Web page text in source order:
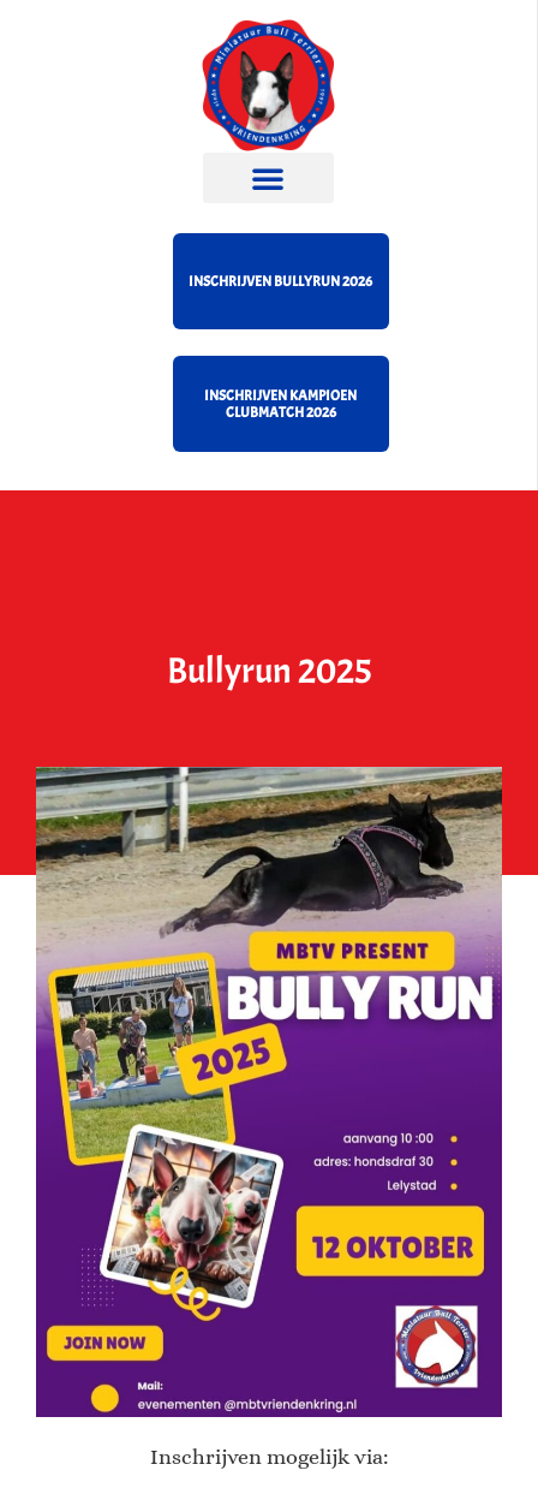
INSCHRIJVEN BULLYRUN 2026
INSCHRIJVEN KAMPIOEN
CLUBMATCH 2026
Bullyrun 2025
Inschrijven mogelijk via: